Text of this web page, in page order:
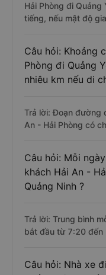
Hải Phòng đi
tiếng, nếu mật độ
Câu hỏi: Khoảng
Phòng đi Quảng
nhiêu km nếu di
Trả lời: Đoạn đường
An - Hải Phòng có
Câu hỏi: Mỗi
khách Hải An -
Quảng Ninh ?
Trả lời: Trung bình
bắt đầu từ 7:20 đến
Câu hỏi: Nhà xe